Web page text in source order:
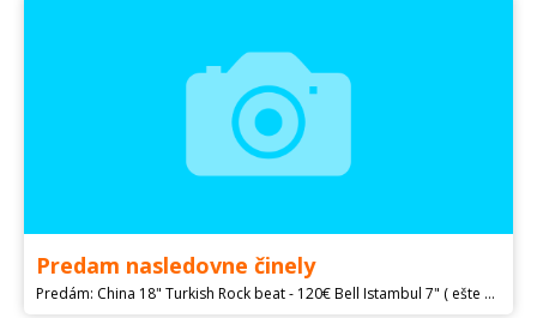
Predam nasledovne činely
Predám: China 18" Turkish Rock beat - 120€ Bell Istambul 7" ( ešte v zaruke , krásny dlhý sustain) - 85€ Ping China 16" Istambul Mehmet ( zaujimavo deformovana, super zvuk medzi China a crash) - 100€ Ride Meinl Soundcaster 20" ( hybrid, silnÿ výrazný bell , foto na požiadanie) - 120€